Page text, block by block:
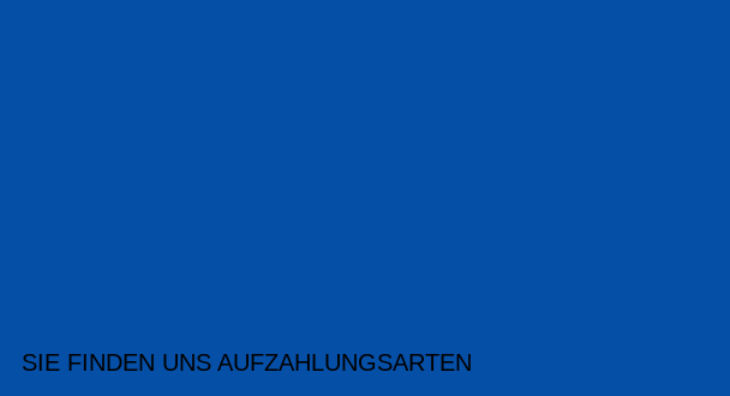
SIE FINDEN UNS AUFZAHLUNGSARTEN